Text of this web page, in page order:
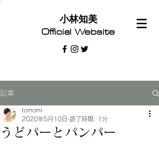
Official Website
​小林知美
記事
うどパーとパンパー
tomomi
2020年5月10日 読了時間: 1分